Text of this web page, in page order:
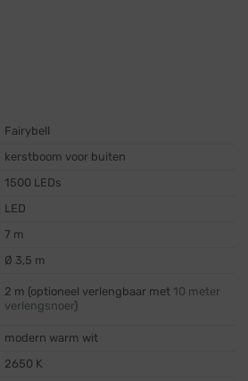
Fairybell
kerstboom voor buiten
1500 LEDs
LED
7 m
Ø 3,5 m
2 m (optioneel verlengbaar met 10 meter
verlengsnoer)
modern warm wit
2650 K